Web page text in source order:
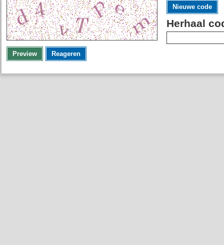
Nieuwe code
Herhaal
Preview Reageren